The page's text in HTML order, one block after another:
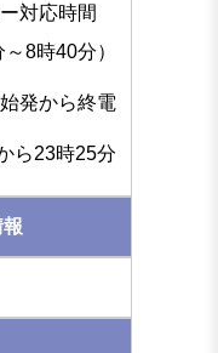
ー対応時間
8時40分）
発から終電
ら23時25分